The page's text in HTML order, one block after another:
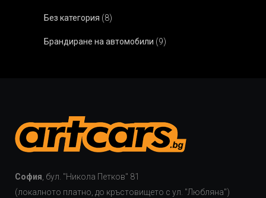
Без категория (8)
Брандиране на автомобили (9)
София , бул. "Никола Петков" 81
(локалното платно, до кръстовището с ул. "Любляна")